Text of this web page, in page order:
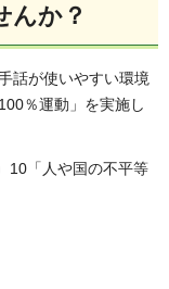
んか？
話が使いやすい環境
％運動」を実施し
「人や国の不平等